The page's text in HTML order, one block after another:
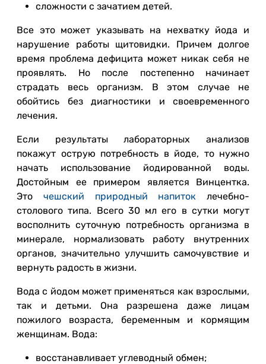
сложности с зачатием детей.
Все это может указывать на нехватку йода и
нарушение работы щитовидки. Причем долгое
время проблема дефицита может никак себя не
проявлять. Но после постепенно начинает
страдать весь организм. В этом случае не
обойтись без диагностики и своевременного
лечения.
Если результаты лабораторных анализов
покажут острую потребность в йоде, то нужно
начать использование йодированной воды.
Достойным ее примером является Винцентка.
Это чешский природный напиток лечебно-
столового типа. Всего 30 мл его в сутки могут
восполнить суточную потребность организма в
минерале, нормализовать работу внутренних
органов, значительно улучшить самочувствие и
вернуть радость в жизни.
Вода с йодом может применяться как взрослыми,
так и детьми. Она разрешена даже лицам
пожилого возраста, беременным и кормящим
женщинам. Вода:
восстанавливает углеводный обмен;